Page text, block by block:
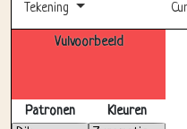
Tekening
Vulvoorbeeld
Patronen Kleuren